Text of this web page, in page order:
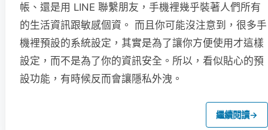
帳、還是用 LINE 聯繫朋友，手機裡幾乎裝著人們所有
的生活資訊跟敏感個資。 而且你可能沒注意到，很多手
機裡預設的系統設定，其實是為了讓你方便使用才這樣
設定，而不是為了你的資訊安全。所以，看似貼心的預
設功能，有時候反而會讓隱私外洩。
繼續閱讀→